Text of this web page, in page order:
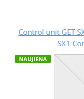
Control unit GET
SX1
NAUJIENA